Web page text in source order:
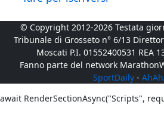
© Copyright 2012-2026 Testata
Tribunale di Grosseto n° 6/13
Moscati P.I. 01552400531 REA
Fanno parte del network
SportDaily -
await RenderSectionAsync("Scripts",